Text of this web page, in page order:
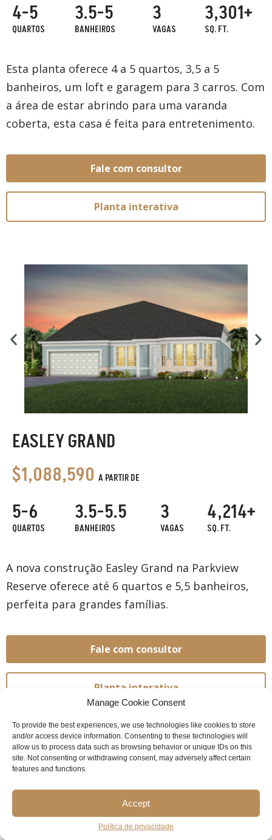
Manage Cookie Consent
To provide the best experiences, we use technologies like cookies to store
and/or access device information. Consenting to these technologies will
allow us to process data such as browsing behavior or unique IDs on this
site. Not consenting or withdrawing consent, may adversely affect certain
features and functions.
Accept
Política de privacidade
4-5
QUARTOS
3.5-5
BANHEIROS
3
VAGAS
3,301+
SQ. FT.
Esta planta oferece 4 a 5 quartos, 3,5 a 5
banheiros, um loft e garagem para 3 carros. Com
a área de estar abrindo para uma varanda
coberta, esta casa é feita para entretenimento.
Fale com consultor
Planta interativa
EASLEY GRAND
$1,088,590 A PARTIR DE
5-6
QUARTOS
3.5-5.5
BANHEIROS
3
VAGAS
4,214+
SQ. FT.
A nova construção Easley Grand na Parkview
Reserve oferece até 6 quartos e 5,5 banheiros,
perfeita para grandes famílias.
Fale com consultor
Planta interativa